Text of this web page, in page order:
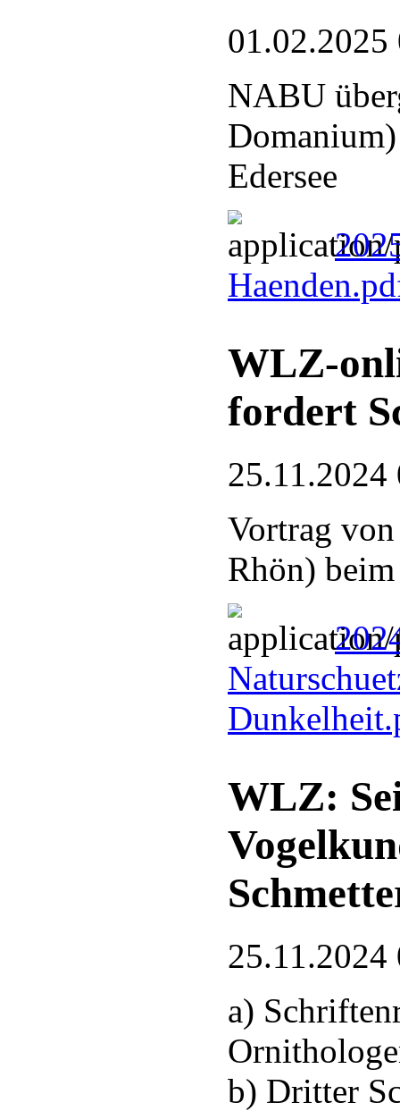
01.02.2025
NABU
Edersee
WLZ-
fordert
25.11.2024
Vortrag
Rhön)
WLZ:
25.11.2024
a)
b) Dritter